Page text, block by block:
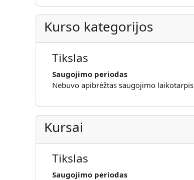
Kurso kategorijos
Tikslas
Saugojimo periodas
Nebuvo apibrėžtas saugojimo laikotarpis
Kursai
Tikslas
Saugojimo periodas